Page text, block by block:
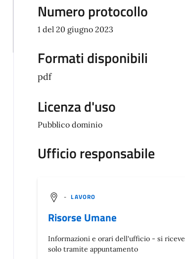
Numero protocollo
1 del 20 giugno 2023
Formati disponibili
pdf
Licenza d'uso
Pubblico dominio
Ufficio responsabile
- LAVORO
Risorse Umane
Informazioni e orari dell'ufficio - si riceve
solo tramite appuntamento